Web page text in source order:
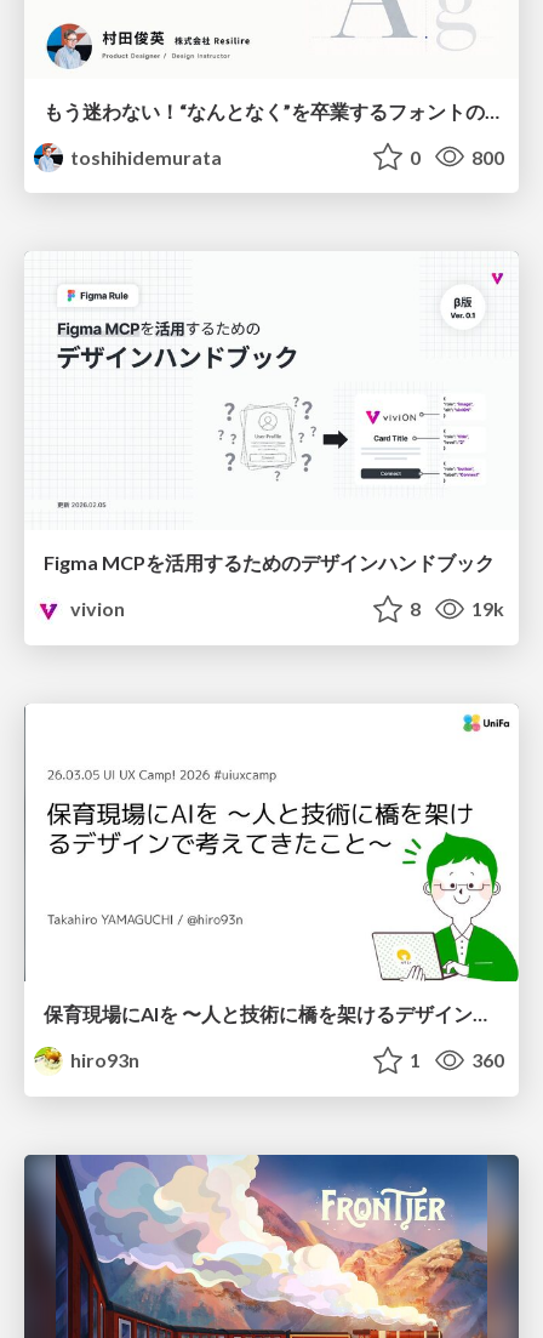
toshihidemurata
0 800
Figma MCPを活用するためのデザインハンドブック
vivion
8 19k
保育現場にAIを 〜人と技術に橋を架けるデザインで考えてきたこと〜 uiuxcamp2026-hoiku-ai-design
hiro93n
1 360